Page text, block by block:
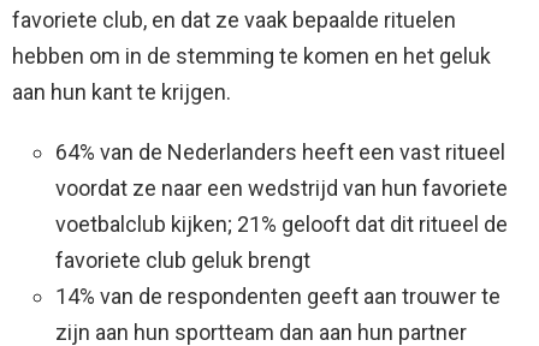
favoriete club, en dat ze vaak bepaalde rituelen
hebben om in de stemming te komen en het geluk
aan hun kant te krijgen.
64% van de Nederlanders heeft een vast ritueel
voordat ze naar een wedstrijd van hun favoriete
voetbalclub kijken; 21% gelooft dat dit ritueel de
favoriete club geluk brengt
14% van de respondenten geeft aan trouwer te
zijn aan hun sportteam dan aan hun partner